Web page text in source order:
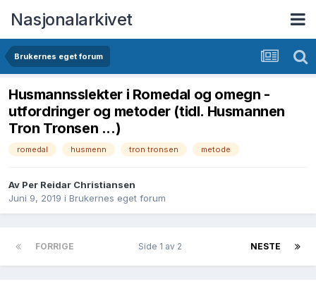
Nasjonalarkivet
Brukernes eget forum
Husmannsslekter i Romedal og omegn -
utfordringer og metoder (tidl. Husmannen
Tron Tronsen ...)
romedal husmenn tron tronsen metode
Av Per Reidar Christiansen
Juni 9, 2019 i Brukernes eget forum
FORRIGE NESTE
Side 1 av 2